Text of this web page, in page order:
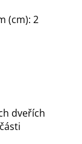
(cm): 2
dveřích